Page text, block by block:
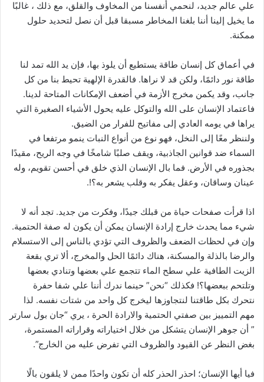
علي عالم جديد، لنحمي أنفسنا من المخاوف والقلق، مع ذلك ، غالبًا
ما يخيل إلينا أننا بلغنا المخاطر مسبقا قبل أن نصل لتحديد حلول
ممكنة.
في أعماق كل إنسان طاقة يستطيع أن يلوذ بها، فإن يد الله تمد لنا
طاقة نور دائمًا، ولكن قد لا نراها. فالقدرة الإلهية تحيط بنا من كل
جانب، وقد يكمن مخرج الأزمة في أضعف الإمكانات المتاحة لدينا.
فاعتماد الإنسان على الله والتوكل عليه يحول الأشياء الصغيرة التي
يراها في يومه العادي إلى مفاتيح للفرار من الضيق.
ولننظر معًا إلى النخل، فهو نوع من أنواع النبات ينمو مرتفعا في
السماء ضد قوانين الجاذبية، ويقف صلبًا شامخًا في وجه الريح، مقيدًا
بجذوره في الأرض. فما بال الإنسان الذي خلق في أحسن تقويم، وله
عينان وساقان، وعقل يفكر به وقلب يشعر به؟!.
اذا قرأت صفحات حياة من قبلك جيدًا، وفكرت من جديد. تجد أنه لا
شيء مما يحدث خارج إرادة الإنسان يمكن أن يكون له صفة الحتمية.
وإن في لحظات الضعف والظروف التي تؤدي بالناس إلى الاستسلام
والرضا بالذلة والمسكنة، هناك دائمًا الحل والمخرج، ألا تري بقعة
الزيت الطافية علي سطح الماء تتجمع علي بعضها وتنادي بعضها
وتلتحم ببعضها؟! فكذلك “نحن” حينما ندرك أننا علي شفا حفرة
نتحرك بكل طاقتنا لنتجاوزها ليخرج كل واحد من شتات نفسه. لذا
مهم التمييز بين صفتي الحتمية والارادة الحرة ، يري “جان بول سارتر
” أن جوهر الإنسان يتشكل من خلال اختياراته وقراراته المستمرة،
بغض النظر عن القيود والظروف التي تفرض عليه من الخارج”.
فيا أيها الإنسان؛ احذر الحذر كله أن تكون واحدًا ممن لا يلقون بالًا